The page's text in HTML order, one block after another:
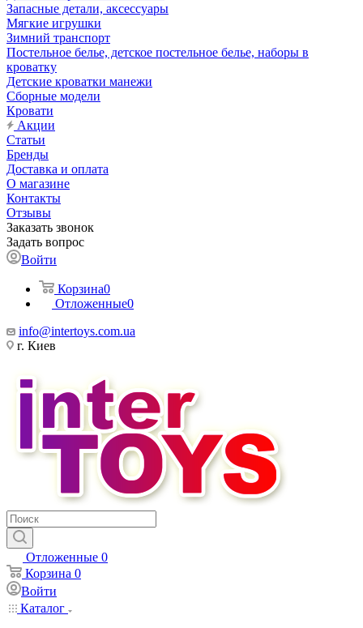
Запасные детали, аксессуары
Мягкие игрушки
Зимний транспорт
Постельное белье, детское постельное белье, наборы в
кроватку
Детские кроватки манежи
Сборные модели
Кровати
Акции
Статьи
Бренды
Доставка и оплата
О магазине
Контакты
Отзывы
Заказать звонок
Задать вопрос
Войти
Корзина0
Отложенные0
info@intertoys.com.ua
г. Киев
Отложенные 0
Корзина 0
Войти
Каталог